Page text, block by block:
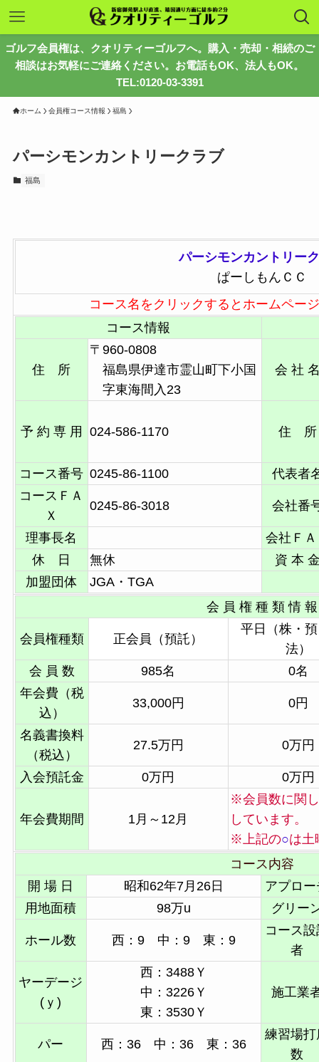
ゴルフ会員権は、クオリティーゴルフへ。購入・売却・相続のご
相談はお気軽にご連絡ください。お電話もOK、法人もOK。
TEL:0120-03-3391
ホーム 会員権コース情報 福島
パーシモンカントリークラブ
福島
パーシモンカントリー
ぱーしもんＣＣ
コース名をクリックするとホームペー
コース情報
住 所
〒960-0808
福島県伊達市霊山町下小国
字東海間入23
会 社
予 約 専 用 024-586-1170 住 所
コース番号 0245-86-1100
代表者
コースＦＡ
Ｘ
0245-86-3018 会社番
理事長名
会社Ｆ
休 日
無休
資 本
加盟団体
JGA・TGA
会 員 権 種 類 情 報
会員権種類 正会員（預託）
平日（株・
法）
会 員 数
985名
0名
年会費（税
込）
33,000円 0円
名義書換料
（税込）
27.5万円 0万円
入会預託金 0万円 0万円
年会費期間 1月～12月
※会員数に関
しています。
※上記の○は土
コース内容
開 場 日
昭和62年7月26日
アプロー
用地面積
98万u グリー
ホール数 西：9 中：9 東：9
コース
者
ヤーデージ
(ｙ)
西：3488Ｙ
中：3226Ｙ
東：3530Ｙ
施工業
パー 西：36 中：36 東：36
練習場打
数